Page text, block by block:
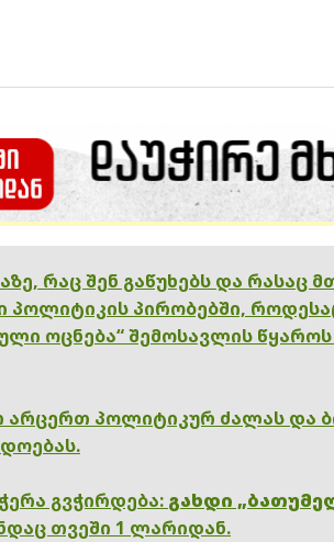
რაც შენ გაწუხებს და რასაც
პოლიტიკის პირობებში,
ოცნება“ შემოსავლის
არცერთ პოლიტიკურ ძალას და
გვჭირდება: გახდი
თვეში 1 ლარიდან.